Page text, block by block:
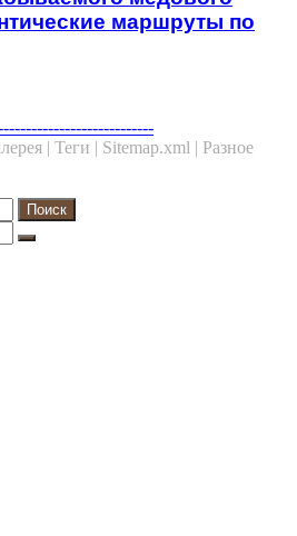
маршруты по
| Теги | Sitemap.xml | Разное
Search